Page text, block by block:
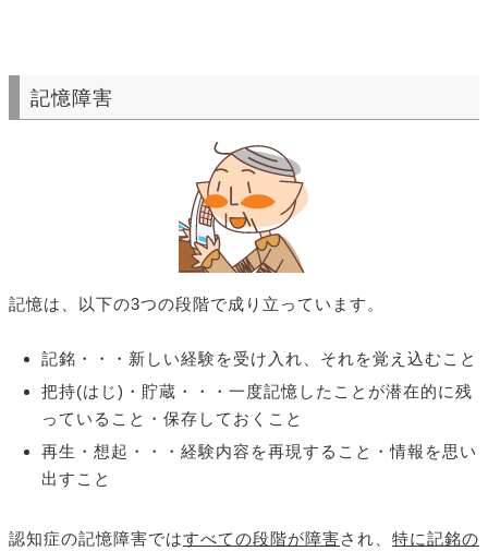
記憶障害
記憶は、以下の3つの段階で成り立っています。
記銘・・・新しい経験を受け入れ、それを覚え込むこと
把持(はじ)・貯蔵・・・一度記憶したことが潜在的に残
っていること・保存しておくこと
再生・想起・・・経験内容を再現すること・情報を思い
出すこと
認知症の記憶障害ではすべての段階が障害され、 特に記銘の